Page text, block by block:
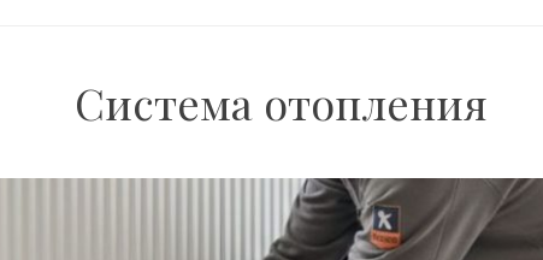
Система отопления